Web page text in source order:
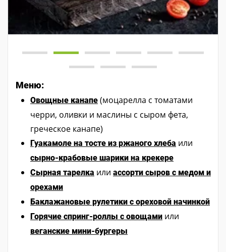
Меню:
Овощные канапе (моцарелла с томатами
черри, оливки и маслины с сыром фета,
греческое канапе)
Гуакамоле на тосте из ржаного хлеба или
сырно-крабовые шарики на крекере
Сырная тарелка или ассорти сыров с медом и
орехами
Баклажановые рулетики с ореховой начинкой
Горячие спринг-роллы с овощами или
веганские мини-бургеры